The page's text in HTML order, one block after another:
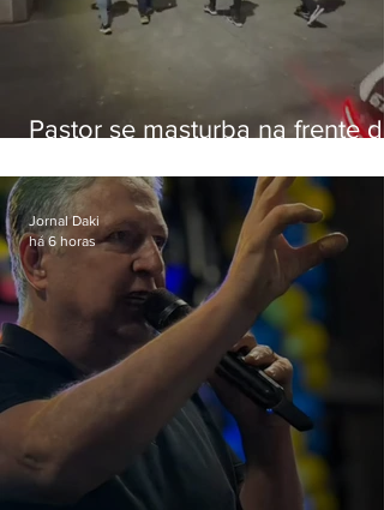
Pastor se masturba na frente de
Jornal Daki
há 6 horas